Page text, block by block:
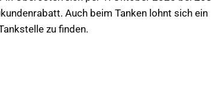
Auch beim Tanken lohnt sich ein
zu finden.